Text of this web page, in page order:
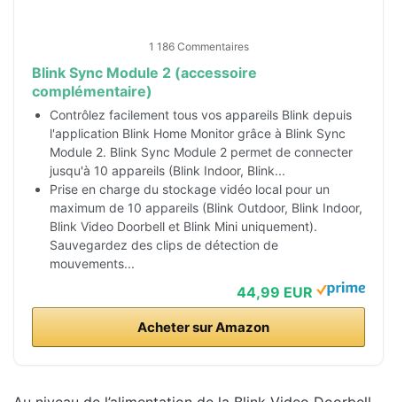
1 186 Commentaires
Blink Sync Module 2 (accessoire
complémentaire)
Contrôlez facilement tous vos appareils Blink depuis
l'application Blink Home Monitor grâce à Blink Sync
Module 2. Blink Sync Module 2 permet de connecter
jusqu'à 10 appareils (Blink Indoor, Blink...
Prise en charge du stockage vidéo local pour un
maximum de 10 appareils (Blink Outdoor, Blink Indoor,
Blink Video Doorbell et Blink Mini uniquement).
Sauvegardez des clips de détection de
mouvements...
44,99 EUR
Acheter sur Amazon